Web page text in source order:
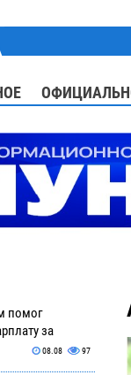
помог
за
08.08 97